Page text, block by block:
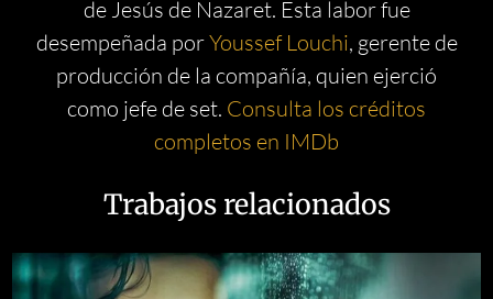
de Jesús de Nazaret. Esta labor fue
desempeñada porYoussef Louchi, gerente de
producción de la compañía, quien ejerció
como jefe de set. Consulta los créditos
completos en IMDb
Trabajos relacionados